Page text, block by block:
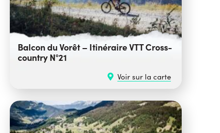
Balcon du Vorêt – Itinéraire VTT Cross-
country N°21
Voir sur la carte